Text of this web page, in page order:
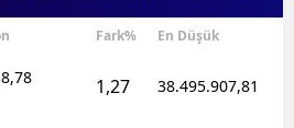
Denizli
Diyarbakır
Fark% En Düşük
8,78 1,27 38.495.907,81